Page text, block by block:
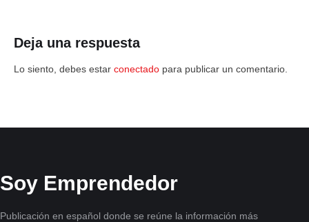
Deja una respuesta
Lo siento, debes estar conectado para publicar un comentario.
Soy Emprendedor
Publicación en español donde se reúne la información más